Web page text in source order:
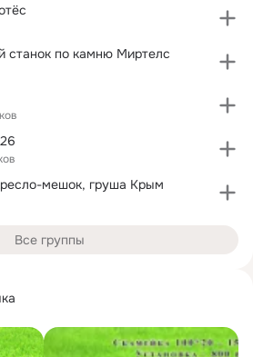
станок по камню Миртелс
мешок, груша Крым
Все группы